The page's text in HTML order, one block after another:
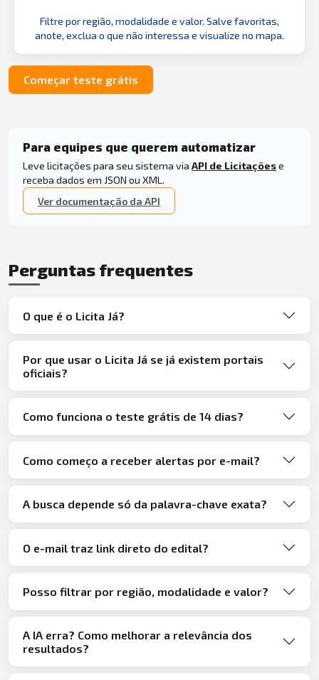
Filtre por região, modalidade e valor. Salve favoritas,
anote, exclua o que não interessa e visualize no mapa.
Começar teste grátis
Para equipes que querem automatizar
Leve licitações para seu sistema via API de Licitaçõese
receba dados em JSON ou XML.
Ver documentação da API
Perguntas frequentes
O que é o Licita Já?
Por que usar o Licita Já se já existem portais
oficiais?
Como funciona o teste grátis de 14 dias?
Como começo a receber alertas por e-mail?
A busca depende só da palavra-chave exata?
O e-mail traz link direto do edital?
Posso filtrar por região, modalidade e valor?
A IA erra? Como melhorar a relevância dos
resultados?